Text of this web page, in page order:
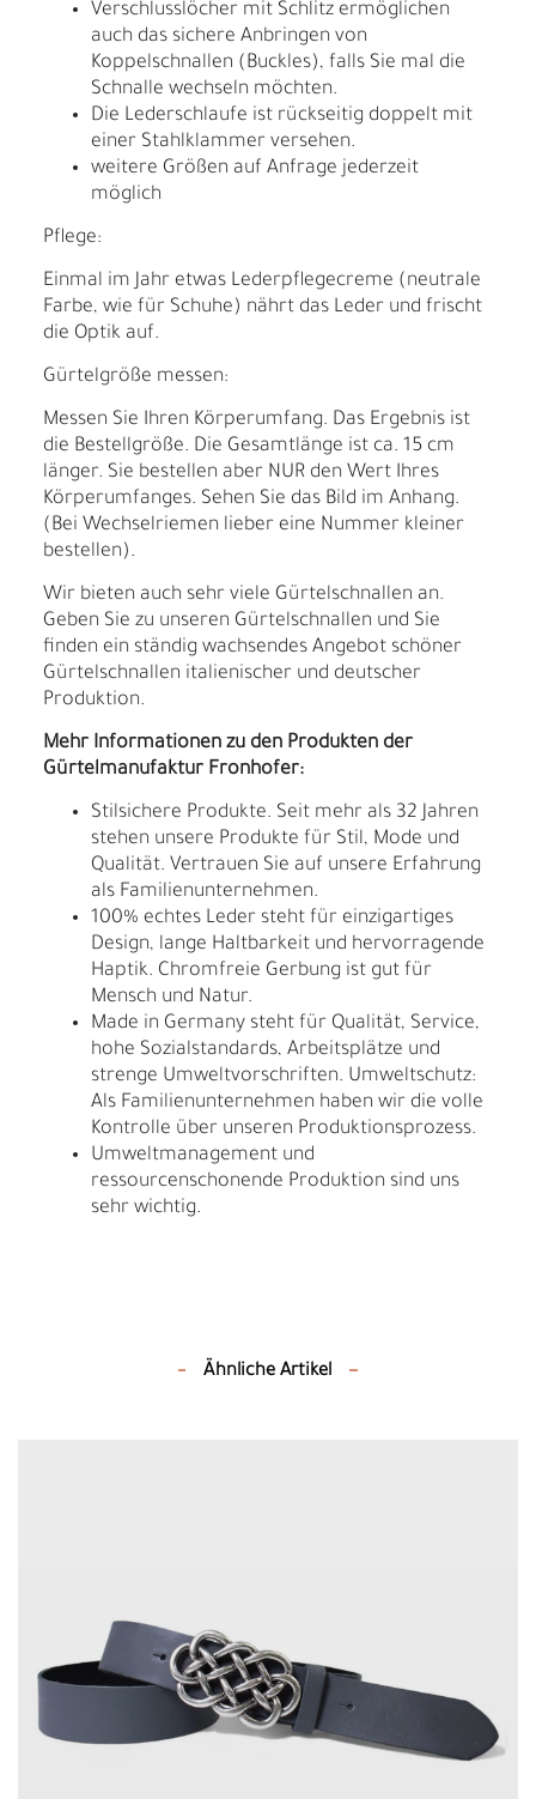
Verschlusslöcher mit Schlitz ermöglichen
auch das sichere Anbringen von
Koppelschnallen (Buckles), falls Sie mal die
Schnalle wechseln möchten.
Die Lederschlaufe ist rückseitig doppelt mit
einer Stahlklammer versehen.
weitere Größen auf Anfrage jederzeit
möglich
Pflege:
Einmal im Jahr etwas Lederpflegecreme (neutrale
Farbe, wie für Schuhe) nährt das Leder und frischt
die Optik auf.
Gürtelgröße messen:
Messen Sie Ihren Körperumfang. Das Ergebnis ist
die Bestellgröße. Die Gesamtlänge ist ca. 15 cm
länger. Sie bestellen aber NUR den Wert Ihres
Körperumfanges. Sehen Sie das Bild im Anhang.
(Bei Wechselriemen lieber eine Nummer kleiner
bestellen).
Wir bieten auch sehr viele Gürtelschnallen an.
Geben Sie zu unseren Gürtelschnallen und Sie
finden ein ständig wachsendes Angebot schöner
Gürtelschnallen italienischer und deutscher
Produktion.
Mehr Informationen zu den Produkten der
Gürtelmanufaktur Fronhofer:
Stilsichere Produkte. Seit mehr als 32 Jahren
stehen unsere Produkte für Stil, Mode und
Qualität. Vertrauen Sie auf unsere Erfahrung
als Familienunternehmen.
100% echtes Leder steht für einzigartiges
Design, lange Haltbarkeit und hervorragende
Haptik. Chromfreie Gerbung ist gut für
Mensch und Natur.
Made in Germany steht für Qualität, Service,
hohe Sozialstandards, Arbeitsplätze und
strenge Umweltvorschriften. Umweltschutz:
Als Familienunternehmen haben wir die volle
Kontrolle über unseren Produktionsprozess.
Umweltmanagement und
ressourcenschonende Produktion sind uns
sehr wichtig.
Ähnliche Artikel